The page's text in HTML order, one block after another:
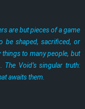
are but pieces of a game
be shaped, sacrificed, or
things to many people, but
Void’s singular truth:
awaits them.